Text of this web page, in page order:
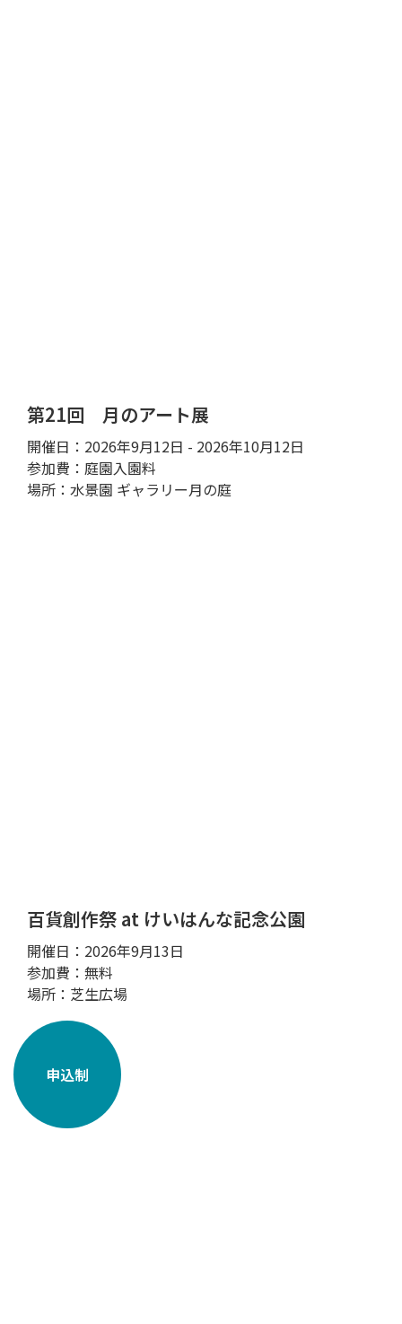
第21回 月のアート展
開催日：2026年9月12日 - 2026年10月12日
参加費：庭園入園料
場所：水景園 ギャラリー月の庭
百貨創作祭 at けいはんな記念公園
開催日：2026年9月13日
参加費：無料
場所：芝生広場
申込制